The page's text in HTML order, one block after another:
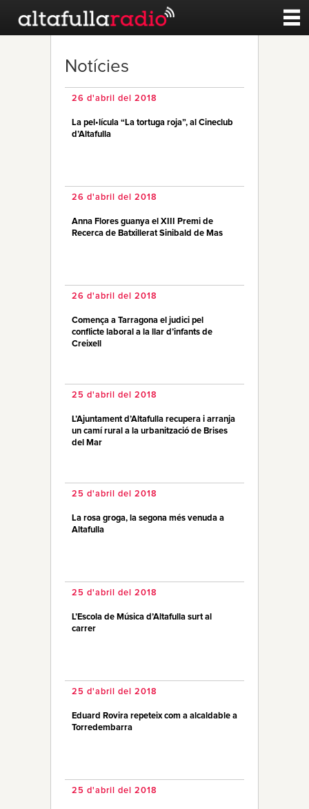
Qui Som
Notícies
26 d'abril del 2018
La pel•lícula “La tortuga roja”, al Cineclub
d’Altafulla
26 d'abril del 2018
Anna Flores guanya el XIII Premi de
Recerca de Batxillerat Sinibald de Mas
26 d'abril del 2018
Comença a Tarragona el judici pel
conflicte laboral a la llar d’infants de
Creixell
25 d'abril del 2018
L’Ajuntament d’Altafulla recupera i arranja
un camí rural a la urbanització de Brises
del Mar
25 d'abril del 2018
La rosa groga, la segona més venuda a
Altafulla
25 d'abril del 2018
L’Escola de Música d’Altafulla surt al
carrer
25 d'abril del 2018
Eduard Rovira repeteix com a alcaldable a
Torredembarra
25 d'abril del 2018